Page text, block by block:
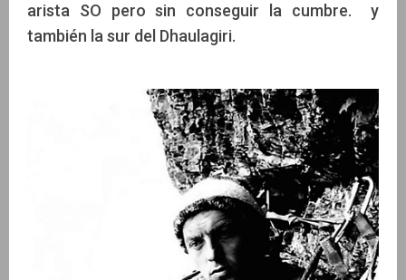
arista SO pero sin conseguir la cumbre. y
también la sur del Dhaulagiri.